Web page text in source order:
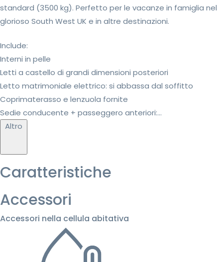
standard (3500 kg). Perfetto per le vacanze in famiglia nel
glorioso South West UK e in altre destinazioni.
Include:
Interni in pelle
Letti a castello di grandi dimensioni posteriori
Letto matrimoniale elettrico: si abbassa dal soffitto
Coprimaterasso e lenzuola fornite
Sedie conducente + passeggero anteriori:...
Altro
Caratteristiche
Accessori
Accessori nella cellula abitativa